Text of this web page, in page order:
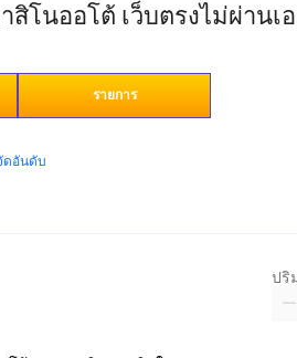
าสิโนออโต้ เว็บตรงไม่ผ่าน
รายการ
ดอันดับ
ปริ